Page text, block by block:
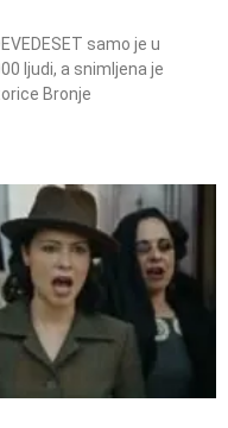
samo je u
ljudi, a snimljena je
Bronje